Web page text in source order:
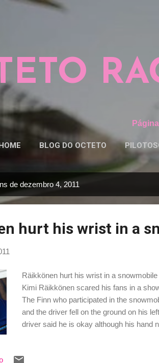
BLOG DO OCTETO
de dezembro 4, 2011
hurt his wrist in a
Räikkönen hurt his wrist in a
Kimi Räikkönen scared his fans in a
The Finn who participated in the
and the driver fell on the ground on his
driver said he is okay although his hand
February. Lotus-team's publicist sent